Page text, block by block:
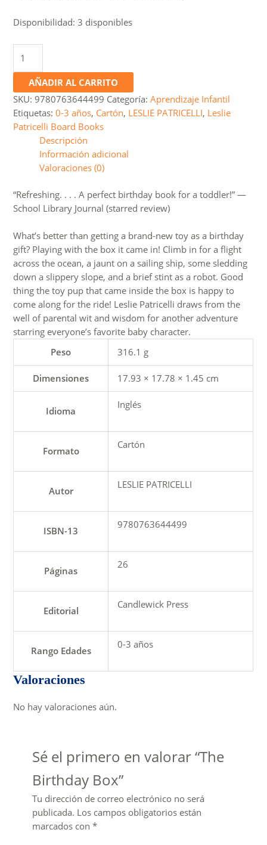
Disponibilidad: 3 disponibles
Birthday
cantidad
AÑADIR AL CARRITO
SKU:9780763644499 Categoría:Aprendizaje Infantil
Etiquetas:0-3 años, Cartón, LESLIE PATRICELLI, Leslie
Patricelli Board Books
Descripción
Información adicional
Valoraciones (0)
“Refreshing. . . . A perfect birthday book for a toddler!” —
School Library Journal (starred review)
What’s better than getting a brand-new toy as a birthday
gift? Playing with the box it came in! Climb in for a flight
across the ocean, a jaunt on a sailing ship, some sledding
down a slippery slope, and a brief stint as a robot. Good
thing the toy pup that came inside the box is happy to
come along for the ride! Leslie Patricelli draws from the
well of parental wit and wisdom for another adventure
starring everyone’s favorite baby character.
Peso
316.1 g
Dimensiones 17.93 × 17.78 × 1.45 cm
Idioma
Inglés
Formato
Cartón
Autor
LESLIE PATRICELLI
ISBN-13
9780763644499
Páginas
26
Editorial
Candlewick Press
Rango Edades
0-3 años
Valoraciones
No hay valoraciones aún.
Sé el primero en valorar “The
Birthday Box”
Tu dirección de correo electrónico no será
publicada. Los campos obligatorios están
marcados con *